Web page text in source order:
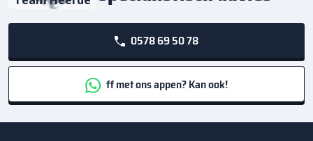
0578 69 50 78
ff met ons appen? Kan ook!